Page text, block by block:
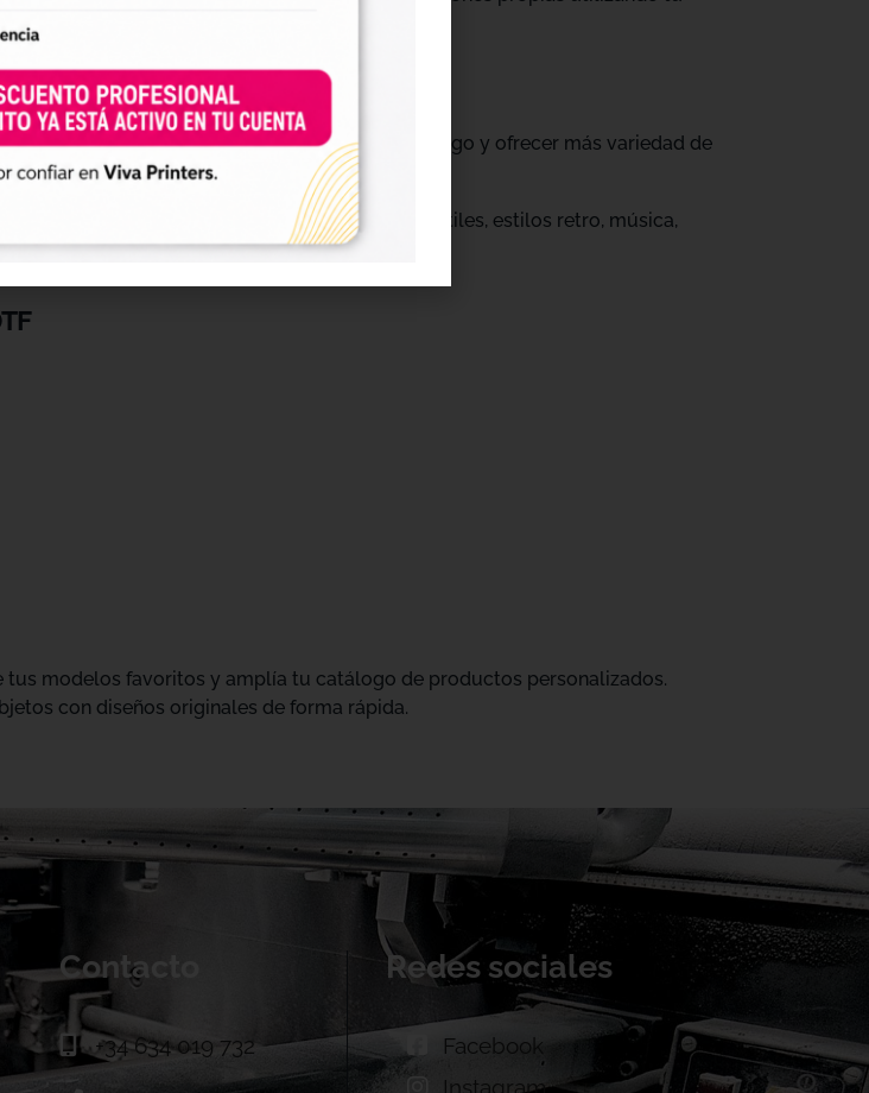
que quieren ahorrar tiempo, renovar su catálogo y ofrecer más variedad de
temáticas, temporadas y públicos.
deporte, mascotas, frases, diseños infantiles, estilos retro, música,
tus modelos favoritos y amplía tu catálogo de productos personalizados.
con diseños originales de forma rápida.
Contacto
+34 634 019 732
Redes sociales
Facebook
Instagram